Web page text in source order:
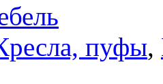
пуфы,